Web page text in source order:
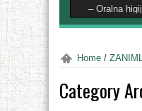
Home /
Category